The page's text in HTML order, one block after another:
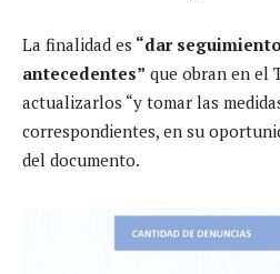
La finalidad es “dar
antecedentes” que obran en el
actualizarlos “y tomar las
correspondientes, en su
del documento.